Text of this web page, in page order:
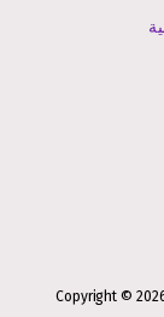
Copyright ©